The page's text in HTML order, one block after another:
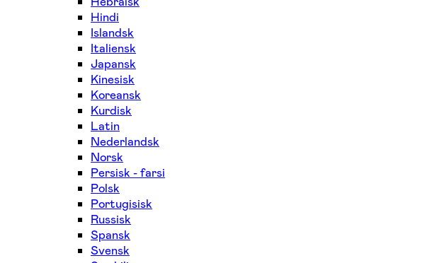
Hindi
Islandsk
Italiensk
Japansk
Kinesisk
Koreansk
Kurdisk
Latin
Nederlandsk
Norsk
Persisk - farsi
Polsk
Portugisisk
Russisk
Spansk
Svensk